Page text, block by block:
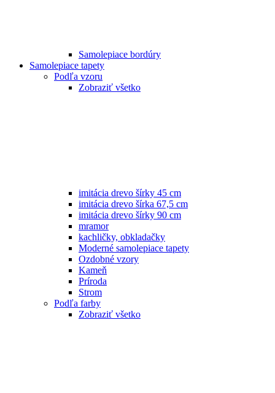
Samolepiace bordúry
Samolepiace tapety
Podľa vzoru
Zobraziť všetko
imitácia drevo šírky 45 cm
imitácia drevo šírka 67,5 cm
imitácia drevo šírky 90 cm
mramor
kachličky, obkladačky
Moderné samolepiace tapety
Ozdobné vzory
Kameň
Príroda
Strom
Podľa farby
Zobraziť všetko